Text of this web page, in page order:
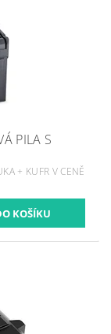
PILA S
+ KUFR V CENĚ